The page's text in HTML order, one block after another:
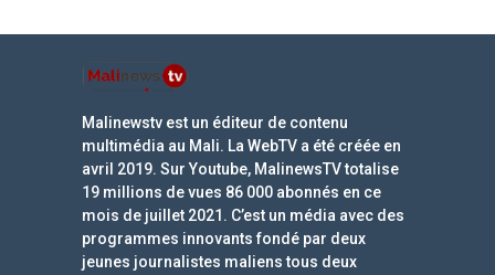
Malinewstv est un éditeur de contenu
multimédia au Mali. La WebTV a été créée en
avril 2019. Sur Youtube, MalinewsTV totalise
19 millions de vues 86 000 abonnés en ce
mois de juillet 2021. C’est un média avec des
programmes innovants fondé par deux
jeunes journalistes maliens tous deux